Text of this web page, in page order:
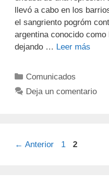
llevó a cabo en los
el sangriento pogróm
argentina conocido como
dejando … Leer más
Comunicados
Deja un comentario
← Anterior 1 2